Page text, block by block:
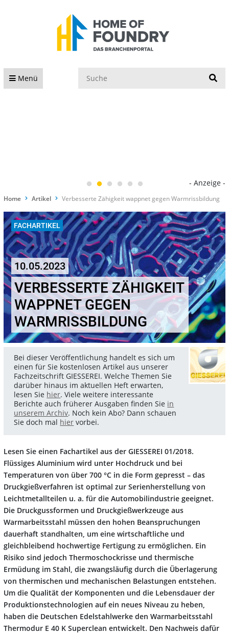
Menü
- Anzeige -
Home Artikel Verbesserte Zähigkeit wappnet gegen Warmrissbildung
FACHARTIKEL
10.05.2023
VERBESSERTE ZÄHIGKEIT
WAPPNET GEGEN
WARMRISSBILDUNG
Bei dieser Veröffentlichung handelt es sich um
einen für Sie kostenlosen Artikel aus unserer
Fachzeitschrift GIESSEREI. Welche Themen Sie
darüber hinaus im aktuellen Heft erwarten,
lesen Sie hier. Viele weitere interessante
Berichte auch früherer Ausgaben finden Sie in
unserem Archiv. Noch kein Abo? Dann schauen
Sie doch mal hier vorbei.
Lesen Sie einen Fachartikel aus der GIESSEREI 01/2018.
Flüssiges Aluminium wird unter Hochdruck und bei
Temperaturen von über 700 °C in die Form gepresst – das
Druckgießverfahren ist optimal zur Serienherstellung von
Leichtmetallteilen u. a. für die Automobilindustrie geeignet.
Die Druckgussformen und Druckgießwerkzeuge aus
Warmarbeitsstahl müssen den hohen Beanspruchungen
dauerhaft standhalten, um eine wirtschaftliche und
gleichbleibend hochwertige Fertigung zu ermöglichen. Ein
Risiko sind jedoch Thermoschockrisse und thermische
Ermüdung im Stahl, die zwangsläufig durch die Überlagerung
von thermischen und mechanischen Belastungen entstehen.
Um die Qualität der Komponenten und die Lebensdauer der
Produktionstechnologien auf ein neues Niveau zu heben,
haben die Deutschen Edelstahlwerke den Warmarbeitsstahl
Thermodur E 40 K Superclean entwickelt. Den Nachweis dafür